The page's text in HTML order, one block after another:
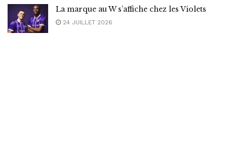
La marque au W s’affiche chez les Violets
24 JUILLET 2026